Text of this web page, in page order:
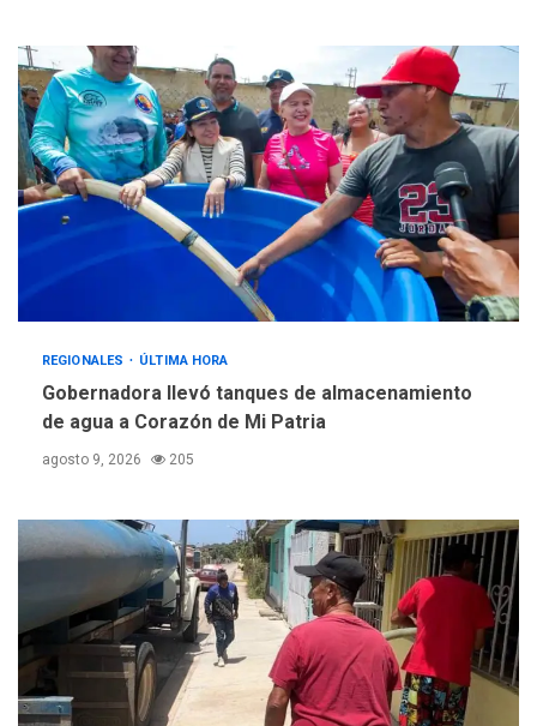
REGIONALES ÚLTIMA HORA
Gobernadora llevó tanques de almacenamiento
de agua a Corazón de Mi Patria
agosto 9, 2026 205